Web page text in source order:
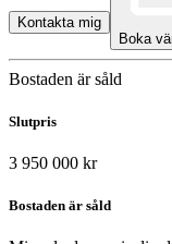
Kontakta mig
Boka
Bostaden är såld
Slutpris
3 950 000 kr
Bostaden är såld